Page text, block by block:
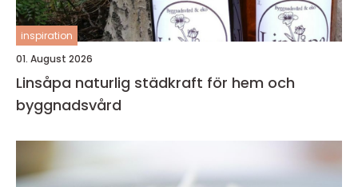
inspiration
01. August 2026
Linsåpa naturlig städkraft för hem och
byggnadsvård